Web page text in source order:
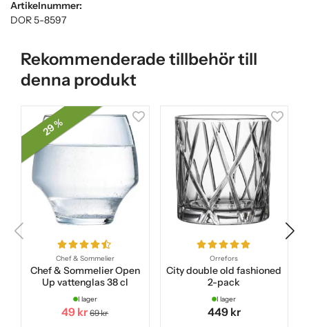
Artikelnummer:
DOR 5-8597
Rekommenderade tillbehör till
denna produkt
29 %
Chef & Sommelier
Chef & Sommelier Open
Up vattenglas 38 cl
I lager
49 kr 69 kr
Orrefors
City double old fashioned
2-pack
I lager
449 kr